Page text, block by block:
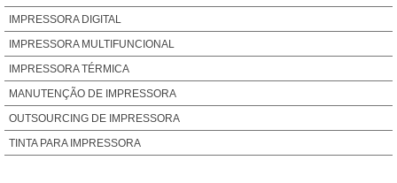
IMPRESSORA TERMICA PARA ETIQUETAS​
IMPRESSORA TERMICA TOMATE​
IMPRESSORA DE ETIQUETA TERMICA
IMPRESSORA TERMICA TATTOO
IMPRESSORA TERMICA DIRETA E TRANSFERENCIA TERMICA
IMPRESSORA DIGITAL
IMPRESSORA MULTIFUNCIONAL
IMPRESSORA TÉRMICA
MANUTENÇÃO DE IMPRESSORA
OUTSOURCING DE IMPRESSORA
TINTA PARA IMPRESSORA